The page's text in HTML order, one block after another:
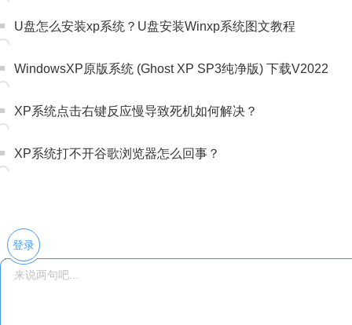
U盘怎么安装xp系统？U盘安装Winxp系统图文教程
WindowsXP原版系统 (Ghost XP SP3纯净版) 下载V2022
XP系统点击右键反应慢导致死机如何解决？
XP系统打不开谷歌浏览器怎么回事？
登录